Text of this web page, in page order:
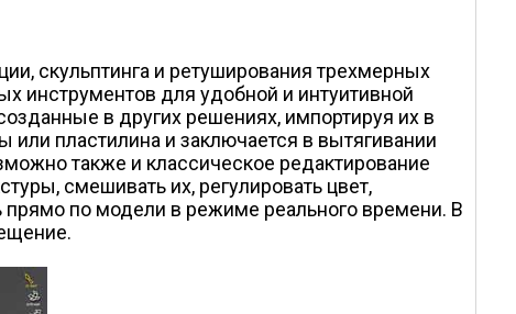
скульптинга и ретуширования трехмерных
инструментов для удобной и интуитивной
в других решениях, импортируя их в
или пластилина и заключается в вытягивании
также и классическое редактирование
смешивать их, регулировать цвет,
прямо по модели в режиме реального времени. В